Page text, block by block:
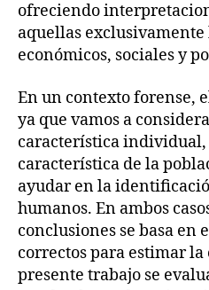
ofreciendo
aquellas exclusivamente
económicos, sociales y
En un contexto forense,
ya que vamos a
característica individual,
característica de la
ayudar en la
humanos. En ambos
conclusiones se basa en
correctos para estimar la
presente trabajo se